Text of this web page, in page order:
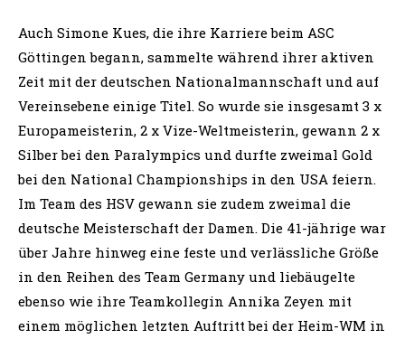
Auch Simone Kues, die ihre Karriere beim ASC
Göttingen begann, sammelte während ihrer aktiven
Zeit mit der deutschen Nationalmannschaft und auf
Vereinsebene einige Titel. So wurde sie insgesamt 3 x
Europameisterin, 2 x Vize-Weltmeisterin, gewann 2 x
Silber bei den Paralympics und durfte zweimal Gold
bei den National Championships in den USA feiern.
Im Team des HSV gewann sie zudem zweimal die
deutsche Meisterschaft der Damen. Die 41-jährige war
über Jahre hinweg eine feste und verlässliche Größe
in den Reihen des Team Germany und liebäugelte
ebenso wie ihre Teamkollegin Annika Zeyen mit
einem möglichen letzten Auftritt bei der Heim-WM in